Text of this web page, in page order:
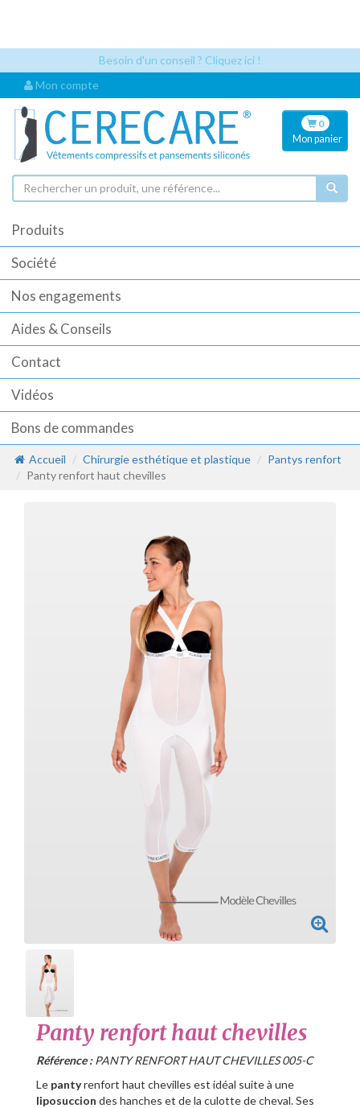
Besoin d'un conseil ? Cliquez ici !
Mon compte
0
Mon panier
Produits
Société
Nos engagements
Aides & Conseils
Contact
Vidéos
Bons de commandes
Accueil Chirurgie esthétique et plastique
Pantys renfort
Panty renfort haut chevilles
Panty renfort haut chevilles
Référence :PANTY RENFORT HAUT CHEVILLES 005-C
Le pantyrenfort haut chevilles est idéal suite à une
liposuccion des hanches et de la culotte de cheval. Ses